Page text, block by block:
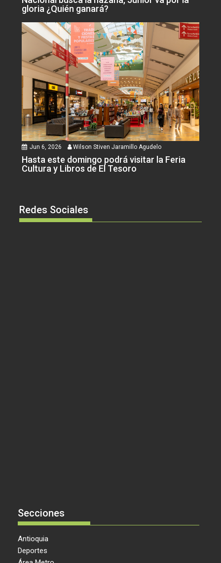
gloria ¿Quién ganará?
Jun 6, 2026 Wilson Stiven Jaramillo Agudelo
Hasta este domingo podrá visitar la Feria
Cultura y Libros de El Tesoro
Redes Sociales
Secciones
Antioquia
Deportes